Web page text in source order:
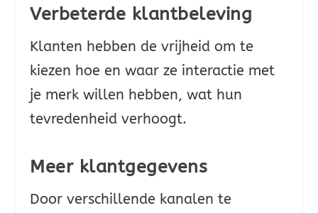
Verbeterde klantbeleving
Klanten hebben de vrijheid om te
kiezen hoe en waar ze interactie met
je merk willen hebben, wat hun
tevredenheid verhoogt.
Meer klantgegevens
Door verschillende kanalen te